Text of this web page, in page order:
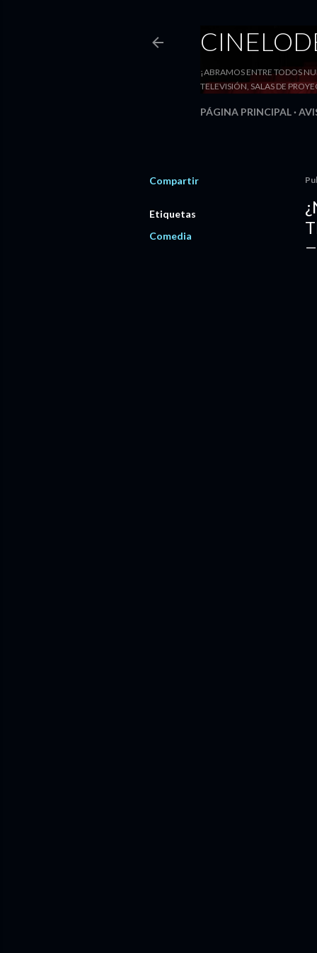
¡ABRAMOS ENTRE TODOS
TELEVISIÓN, SALAS DE
PÁGINA PRINCIPAL
Compartir
Etiquetas
Comedia